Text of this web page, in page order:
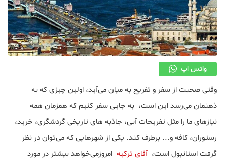
واتس اپ
وقتی صحبت از سفر و تفریح به میان می‌آید، اولین چیزی که به
ذهنمان می‌رسد این است، به جایی سفر کنیم که همزمان همه
نیازهای ما را مثل تفریحات آبی، جاذبه های تاریخی گردشگری، خرید،
رستوران، کافه و... برطرف کند. یکی از شهرهایی که می‌توان در نظر
گرفت استانبول است، آقای ترکیه امروزمی‌خواهد بیشتر در مورد